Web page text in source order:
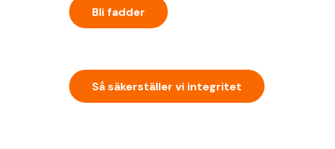
Bli fadder
Så säkerställer vi integritet